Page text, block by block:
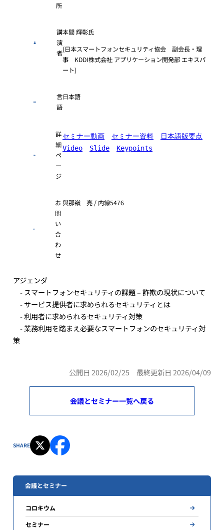
所
講
演
者
本間 輝彰氏
(日本スマートフォンセキュリティ協会 副会長・理
事 KDDI株式会社 アプリケーション開発部 エキスパ
ート)
言
語
日本語
詳
細
ペ
ー
ジ
セミナー動画 セミナー資料
日本語版要点
Video
Slide Keypoints
お
問
い
合
わ
せ
與那嶺 亮 / 内線5476
アジェンダ
- スマートフォンセキュリティの課題 – 詐欺の現状について
- サービス提供者に求められるセキュリティとは
- 利用者に求められるセキュリティ対策
- 業務利用を踏まえ必要なスマートフォンのセキュリティ対
策
公開日 2026/02/25 最終更新日 2026/04/09
会議とセミナー一覧へ戻る
SHARE
会議とセミナー
コロキウム
セミナー